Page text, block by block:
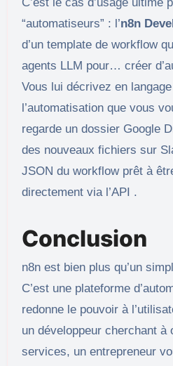
“automatiseurs” : l’n8n
d’un template de workflow
agents LLM pour… créer
Vous lui décrivez en
l’automatisation que vous
regarde un dossier Google
des nouveaux fichiers sur
JSON du workflow prêt à
directement via l’API .
Conclusion
n8n est bien plus qu’un
C’est une plateforme
redonne le pouvoir à
un développeur cherchant
services, un entrepreneur